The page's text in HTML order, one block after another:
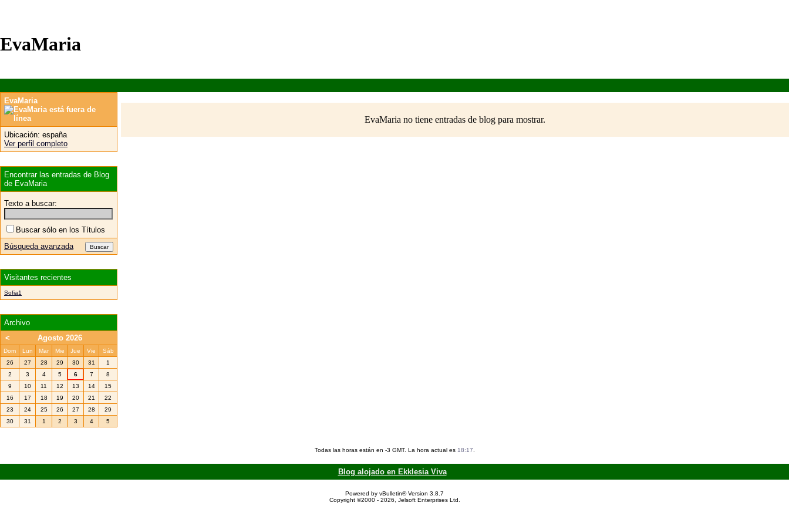
EvaMaria
EvaMaria no tiene entradas de blog para mostrar.
EvaMaria
Ubicación: españa
Ver perfil completo
Encontrar las entradas de Blog
de EvaMaria
Texto a buscar:
Buscar sólo en los Títulos
Búsqueda avanzada
Visitantes recientes
Sofia1
Archivo
<
Agosto 2026
Dom Lun Mar Mie Jue Vie
Sáb
26
27 28 29 30 31
1
2
3 4 5 6 7
8
9
10 11 12 13 14
15
16
17 18 19 20 21
22
23
24 25 26 27 28
29
30
31 1 2 3 4 5
Todas las horas están en -3 GMT. La hora actual es 18:17
Blog alojado en Ekklesia Viva
Powered by vBulletin® Version 3.8.7
Copyright ©2000 - 2026, Jelsoft Enterprises Ltd.